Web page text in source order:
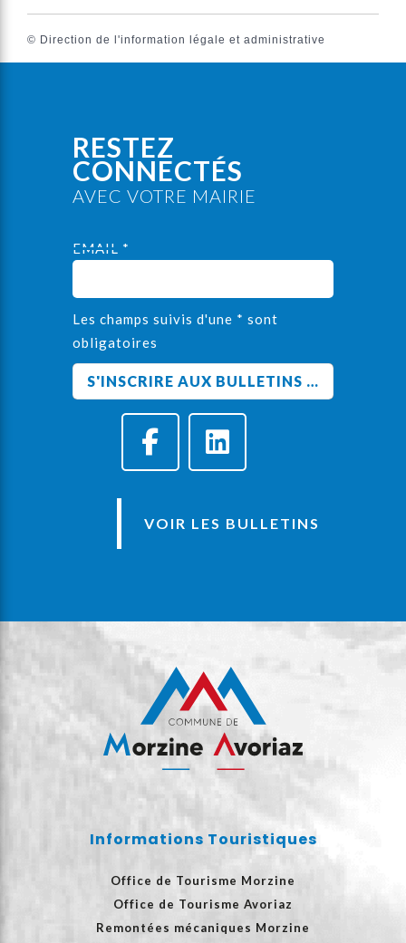
© Direction de l'information légale et administrative
RESTEZ
CONNECTÉS
AVEC VOTRE MAIRIE
EMAIL *
Les champs suivis d'une * sont
obligatoires
VOIR LES BULLETINS
Informations Touristiques
Office de Tourisme Morzine
Office de Tourisme Avoriaz
Remontées mécaniques Morzine